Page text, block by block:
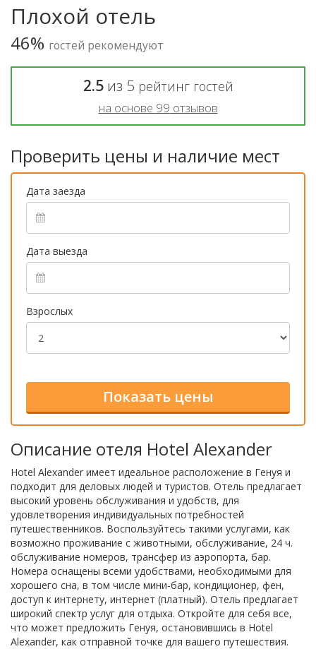
Плохой отель
46% гостей рекомендуют
2.5из 5 рейтинг гостей
на основе 99 отзывов
Проверить цены и наличие мест
Дата заезда
Дата выезда
Взрослых
Описание отеля Hotel Alexander
Hotel Alexander имеет идеальное расположение в Генуя и
подходит для деловых людей и туристов. Отель предлагает
высокий уровень обслуживания и удобств, для
удовлетворения индивидуальных потребностей
путешественников. Воспользуйтесь такими услугами, как
возможно проживание с животными, обслуживание, 24 ч.
обслуживание номеров, трансфер из аэропорта, бар.
Номера оснащены всеми удобствами, необходимыми для
хорошего сна, в том числе мини-бар, кондиционер, фен,
доступ к интернету, интернет (платный). Отель предлагает
широкий спектр услуг для отдыха. Откройте для себя все,
что может предложить Генуя, остановившись в Hotel
Alexander, как отправной точке для вашего путешествия.